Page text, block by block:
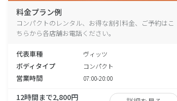
料金プラン例
コンパクトのレンタル、お得な割引料金、ご予約はこ
ちらから各店舗お電話ください。
代表車種 ヴィッツ
ボディタイプ コンパクト
営業時間 07:00-20:00
12時間まで2,800円